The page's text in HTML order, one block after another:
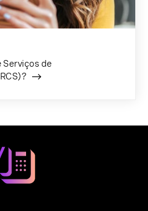
Serviços de